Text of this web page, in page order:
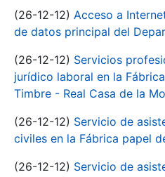
(26-12-12) Acceso a
de datos principal del
(26-12-12) Servicios
jurídico laboral en la
Timbre - Real Casa de la
(26-12-12) Servicio de
civiles en la Fábrica papel
(26-12-12) Servicio de